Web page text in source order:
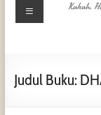
Kukuh,
Judul Buku: